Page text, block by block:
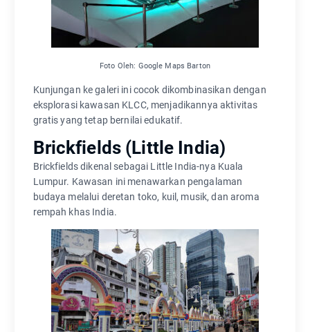
Foto Oleh: Google Maps Barton
Kunjungan ke galeri ini cocok dikombinasikan dengan
eksplorasi kawasan KLCC, menjadikannya aktivitas
gratis yang tetap bernilai edukatif.
Brickfields (Little India)
Brickfields dikenal sebagai Little India-nya Kuala
Lumpur. Kawasan ini menawarkan pengalaman
budaya melalui deretan toko, kuil, musik, dan aroma
rempah khas India.